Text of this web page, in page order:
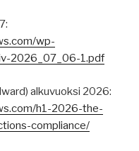
wp-
2026_07_06-1.pdf
alkuvuoksi 2026:
h1-2026-the-
compliance/